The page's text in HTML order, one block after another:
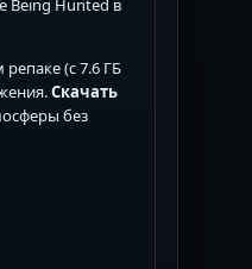
Being Hunted в
(с 7.6 ГБ
Скачать
без